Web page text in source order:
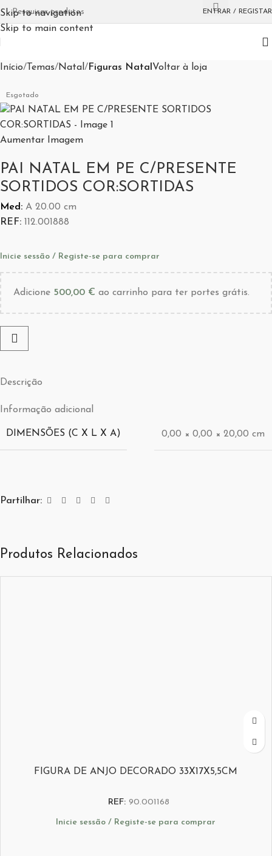
Skip to navigation
Skip to main content
ENTRAR / REGISTAR
Início Temas Natal Figuras Natal Voltar à loja
Esgotado
Aumentar Imagem
PAI NATAL EM PE C/PRESENTE
SORTIDOS COR:SORTIDAS
Med: A 20.00 cm
REF: 112.001888
Inicie sessão / Registe-se para comprar
Adicione 500,00 € ao carrinho para ter portes grátis.
Descrição
Informação adicional
DIMENSÕES (C X L X A) 0,00 × 0,00 × 20,00 cm
Partilhar:
Produtos Relacionados
FIGURA DE ANJO DECORADO 33X17X5,5CM
REF: 90.001168
Inicie sessão / Registe-se para comprar